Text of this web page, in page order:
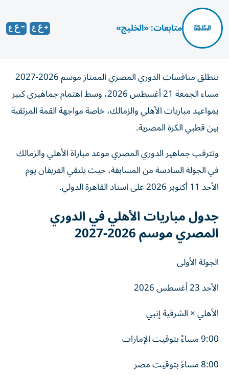
متابعات: «الخليج»
تنطلق منافسات الدوري المصري الممتاز موسم 2026-2027
مساء الجمعة 21 أغسطس 2026، وسط اهتمام جماهيري كبير
بمواعيد مباريات الأهلي والزمالك، خاصة مواجهة القمة المرتقبة
بين قطبي الكرة المصرية.
وتترقب جماهير الدوري المصري موعد مباراة الأهلي والزمالك
في الجولة السادسة من المسابقة، حيث يلتقي الفريقان يوم
الأحد 11 أكتوبر 2026 على استاد القاهرة الدولي.
جدول مباريات الأهلي في الدوري
المصري موسم 2026-2027
الجولة الأولى
الأحد 23 أغسطس 2026
الأهلي × الشرقية إنبي
9:00 مساءً بتوقيت الإمارات
8:00 مساءً بتوقيت مصر